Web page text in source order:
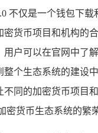
不仅是一个钱包下
密货币项目和机构的
用户可以在官网中了
整个生态系统的建设
不同的加密货币项目
密货币生态系统的繁